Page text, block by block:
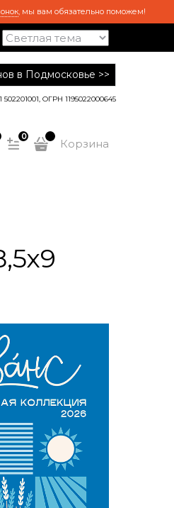
, мы вам обязательно поможем!
в Подмосковье >>
ОГРН 1195022000645
0
Корзина